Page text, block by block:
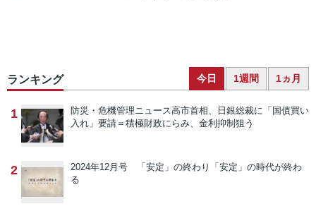
ランキング 今日 1週間 1ヵ月
1 防災・危機管理ニュース高市首相、日銀総裁に「国債買い
入れ」要請＝積極財政にらみ、金利抑制狙う
2 2024年12月号 「安定」の終わり
「安定」の時代が終わ
る